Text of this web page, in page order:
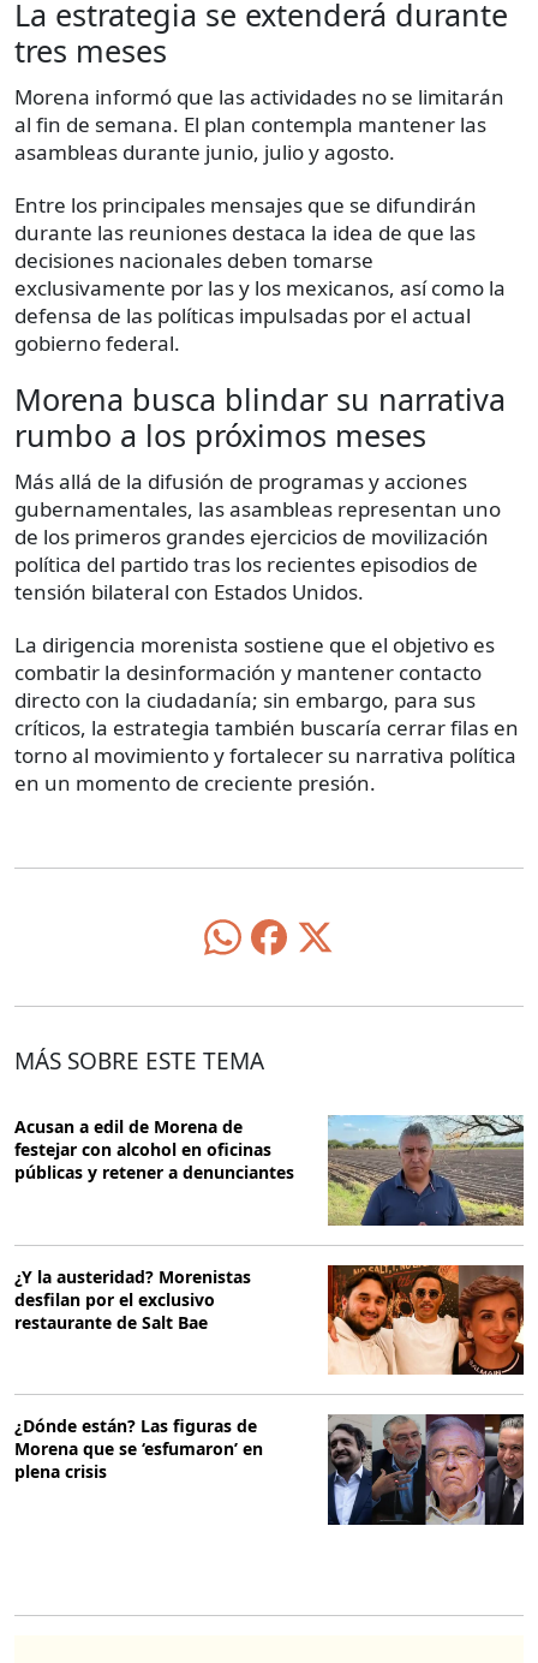
La estrategia se extenderá durante
tres meses
Morena informó que las actividades no se limitarán
al fin de semana. El plan contempla mantener las
asambleas durante junio, julio y agosto.
Entre los principales mensajes que se difundirán
durante las reuniones destaca la idea de que las
decisiones nacionales deben tomarse
exclusivamente por las y los mexicanos, así como la
defensa de las políticas impulsadas por el actual
gobierno federal.
Morena busca blindar su narrativa
rumbo a los próximos meses
Más allá de la difusión de programas y acciones
gubernamentales, las asambleas representan uno
de los primeros grandes ejercicios de movilización
política del partido tras los recientes episodios de
tensión bilateral con Estados Unidos.
La dirigencia morenista sostiene que el objetivo es
combatir la desinformación y mantener contacto
directo con la ciudadanía; sin embargo, para sus
críticos, la estrategia también buscaría cerrar filas en
torno al movimiento y fortalecer su narrativa política
en un momento de creciente presión.
MÁS SOBRE ESTE TEMA
Acusan a edil de Morena de
festejar con alcohol en oficinas
públicas y retener a denunciantes
¿Y la austeridad? Morenistas
desfilan por el exclusivo
restaurante de Salt Bae
¿Dónde están? Las figuras de
Morena que se ‘esfumaron’ en
plena crisis